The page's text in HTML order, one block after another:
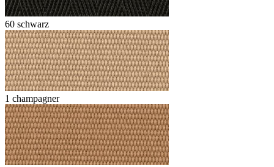
60 schwarz
1 champagner